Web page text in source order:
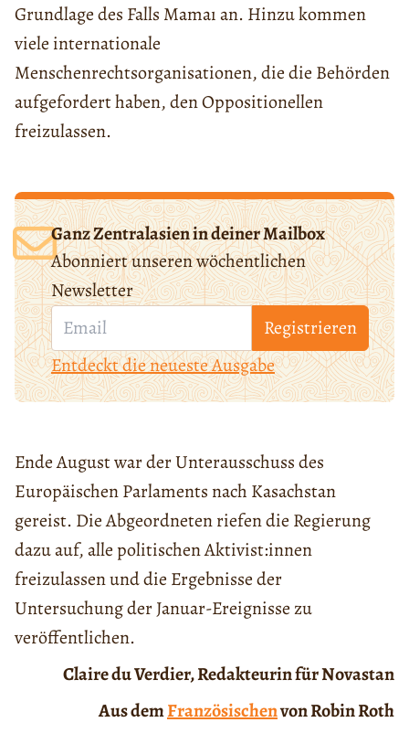
Grundlage des Falls Mamaı an. Hinzu kommen
viele internationale
Menschenrechtsorganisationen, die die Behörden
aufgefordert haben, den Oppositionellen
freizulassen.
Ganz Zentralasien in deiner Mailbox
Abonniert unseren wöchentlichen
Newsletter
Registrieren
Entdeckt die neueste Ausgabe
Ende August war der Unterausschuss des
Europäischen Parlaments nach Kasachstan
gereist. Die Abgeordneten riefen die Regierung
dazu auf, alle politischen Aktivist:innen
freizulassen und die Ergebnisse der
Untersuchung der Januar-Ereignisse zu
veröffentlichen.
Claire du Verdier, Redakteurin für Novastan
Aus demFranzösischenvon Robin Roth